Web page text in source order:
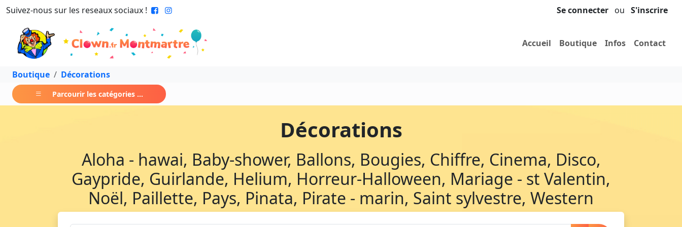
Suivez-nous sur les reseaux sociaux ! Se connecter ou S'inscrire
Accueil Boutique Infos Contact
Boutique Décorations
Parcourir les catégories ...
Décorations
Aloha - hawai, Baby-shower, Ballons, Bougies, Chiffre, Cinema, Disco,
Gaypride, Guirlande, Helium, Horreur-Halloween, Mariage - st Valentin,
Noël, Paillette, Pays, Pinata, Pirate - marin, Saint sylvestre, Western